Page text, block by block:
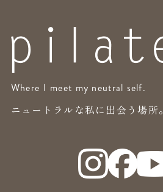
Where I meet my neutral self.
ニュートラルな私に出会う場所。